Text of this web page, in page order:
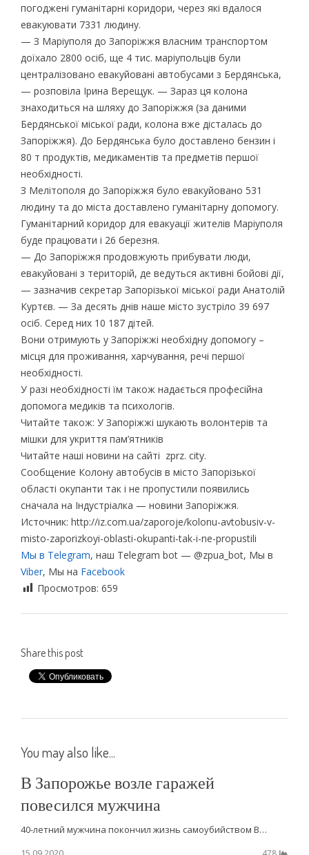
погоджені гуманітарні коридори, через які вдалося
евакуювати 7331 людину.
— З Маріуполя до Запоріжжя власним транспортом
доїхало 2800 осіб, ще 4 тис. маріупольців були
централізовано евакуйовані автобусами з Бердянська,
— розповіла Ірина Верещук. — Зараз ця колона
знаходиться на шляху до Запоріжжя (за даними
Бердянської міської ради, колона вже дісталась до
Запоріжжя). До Бердянська було доставлено бензин і
80 т продуктів, медикаментів та предметів першої
необхідності.
З Мелітополя до Запоріжжя було евакуйовано 531
людину та до міста доставлено гуманітарну допомогу.
Гуманітарний коридор для евакуації жителів Маріуполя
буде працювати і 26 березня.
— До Запоріжжя продовжують прибувати люди,
евакуйовані з територій, де ведуться активні бойові дії,
— зазначив секретар Запорізької міської ради Анатолій
Куртєв. — За десять днів наше місто зустріло 39 697
осіб. Серед них 10 187 дітей.
Вони отримують у Запоріжжі необхідну допомогу –
місця для проживання, харчування, речі першої
необхідності.
У разі необхідності їм також надається професійна
допомога медиків та психологів.
Читайте також: У Запоріжжі шукають волонтерів та
мішки для укриття пам’ятників
Читайте наші новини на сайті zprz. city.
Сообщение Колону автобусів в місто Запорізької
області окупанти так і не пропустили появились
сначала на Індустріалка — новини Запоріжжя.
Источник: http://iz.com.ua/zaporoje/kolonu-avtobusiv-v-
misto-zaporizkoyi-oblasti-okupanti-tak-i-ne-propustili
Мы в Telegram, наш Telegram bot — @zpua_bot, Мы в
Viber, Мы на Facebook
Просмотров: 659
Share this post
You may also like...
В Запорожье возле гаражей
повесился мужчина
40-летний мужчина покончил жизнь самоубийством В…